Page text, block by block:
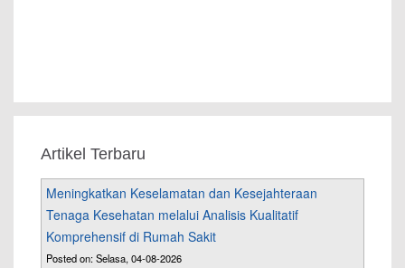
Artikel Terbaru
Meningkatkan Keselamatan dan Kesejahteraan
Tenaga Kesehatan melalui Analisis Kualitatif
Komprehensif di Rumah Sakit
Posted on: Selasa, 04-08-2026